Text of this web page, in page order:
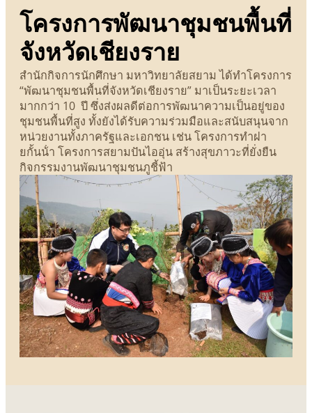
โครงการพัฒนาชุมชนพื้นที่
จังหวัดเชียงราย
สำนักกิจการนักศึกษา มหาวิทยาลัยสยาม ได้ทำโครงการ
“พัฒนาชุมชนพื้นที่จังหวัดเชียงราย” มาเป็นระยะเวลา
มากกว่า 10 ปี ซึ่งส่งผลดีต่อการพัฒนาความเป็นอยู่ของ
ชุมชนพื้นที่สูง ทั้งยังได้รับความร่วมมือและสนับสนุนจาก
หน่วยงานทั้งภาครัฐและเอกชน เช่น โครงการทำฝา
ยกั้นน้ํา โครงการสยามปันไออุ่น สร้างสุขภาวะที่ยั่งยืน
กิจกรรมงานพัฒนาชุมชนภูชี้ฟ้า